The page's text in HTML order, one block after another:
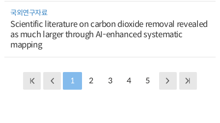
국외연구자료
Scientific literature on carbon dioxide removal revealed
as much larger through AI-enhanced systematic
mapping
1 2 3 4 5